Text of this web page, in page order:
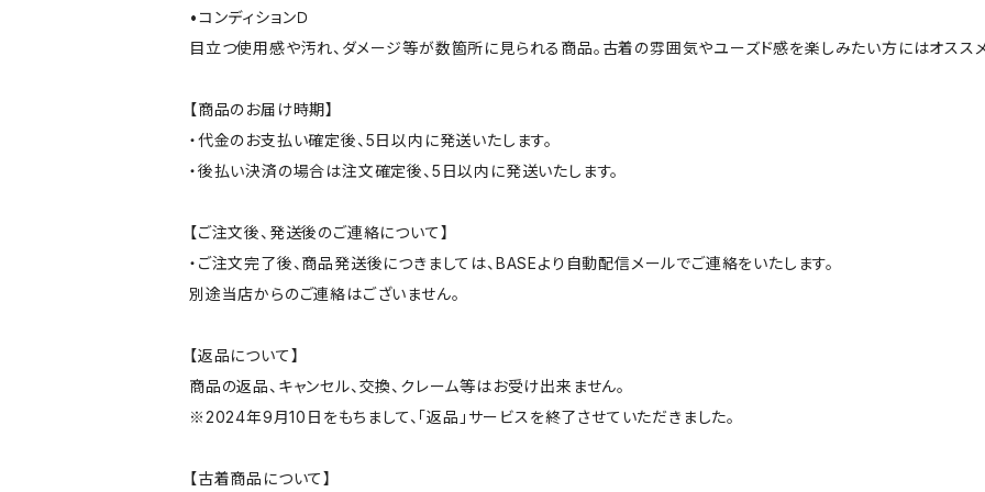
•コンディションＤ
目立つ使用感や汚れ、ダメージ等が数箇所に見られる商品。古着の雰囲気やユーズド感を楽しみたい方にはオスス
【商品のお届け時期】
・代金のお支払い確定後、5日以内に発送いたします。
・後払い決済の場合は注文確定後、5日以内に発送いたします。
【ご注文後、発送後のご連絡について】
・ご注文完了後、商品発送後につきましては、BASEより自動配信メールでご連絡をいたします。
別途当店からのご連絡はございません。
【返品について】
商品の返品、キャンセル、交換、クレーム等はお受け出来ません。
※2024年9月10日をもちまして、「返品」サービスを終了させていただきました。
【古着商品について】